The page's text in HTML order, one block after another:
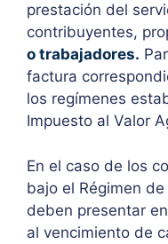
prestación del
contribuyentes,
o trabajadores.
factura
los regímenes
Impuesto al Valor
En el caso de los
bajo el Régimen
deben presentar
al vencimiento de